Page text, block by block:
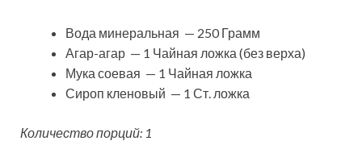
Вода минеральная — 250 Грамм
Агар-агар — 1 Чайная ложка (без верха)
Мука соевая — 1 Чайная ложка
Сироп кленовый — 1 Ст. ложка
Количество порций: 1